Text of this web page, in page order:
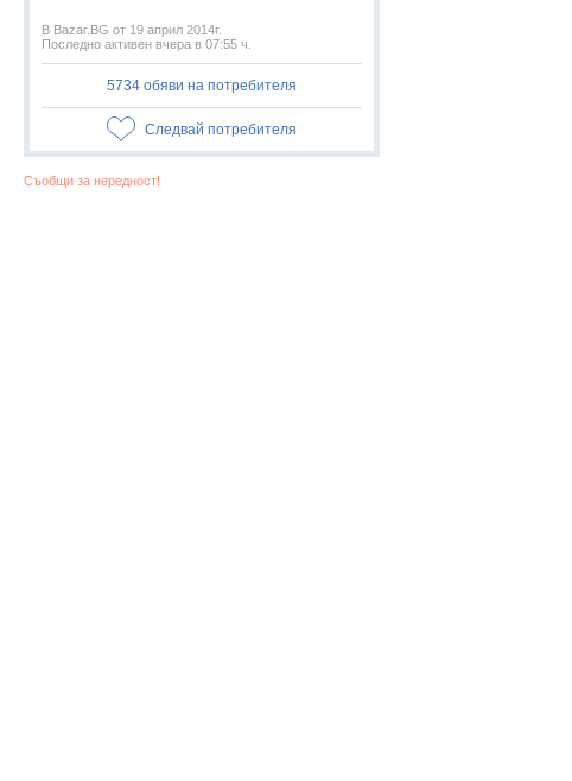
В Bazar.BG от 19 април 2014г.
Последно активен вчера в 07:55 ч.
5734 обяви на потребителя
Следвай потребителя
Съобщи за нередност!